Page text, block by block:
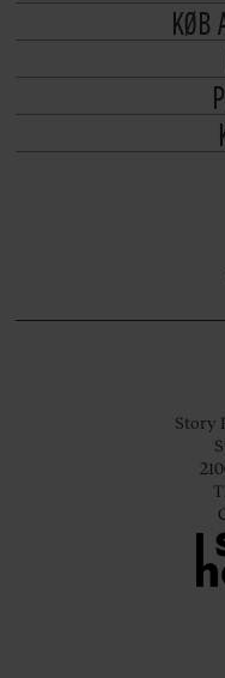
KØB
Story